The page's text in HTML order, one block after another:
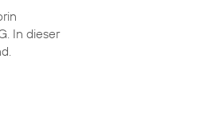
In dieser